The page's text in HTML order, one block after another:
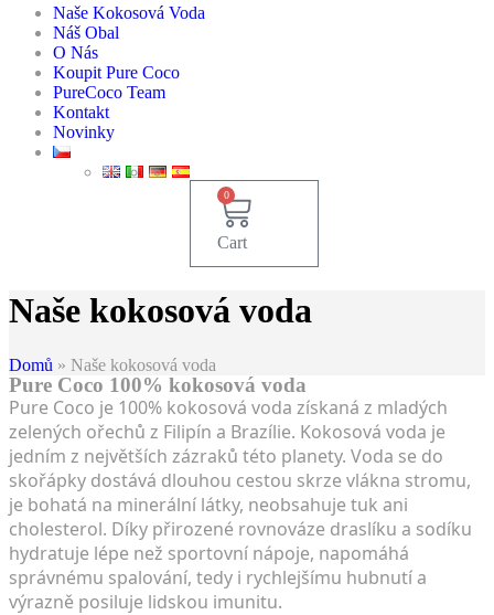
Naše Kokosová Voda
Náš Obal
O Nás
Koupit Pure Coco
PureCoco Team
Kontakt
Novinky
0
Cart
Naše kokosová voda
Domů » Naše kokosová voda
Pure Coco 100% kokosová voda
Pure Coco je 100% kokosová voda získaná z mladých
zelených ořechů z Filipín a Brazílie. Kokosová voda je
jedním z největších zázraků této planety. Voda se do
skořápky dostává dlouhou cestou skrze vlákna stromu,
je bohatá na minerální látky, neobsahuje tuk ani
cholesterol. Díky přirozené rovnováze draslíku a sodíku
hydratuje lépe než sportovní nápoje, napomáhá
správnému spalování, tedy i rychlejšímu hubnutí a
výrazně posiluje lidskou imunitu.